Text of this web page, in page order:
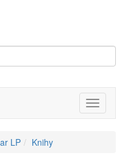
Menu
LP Knihy